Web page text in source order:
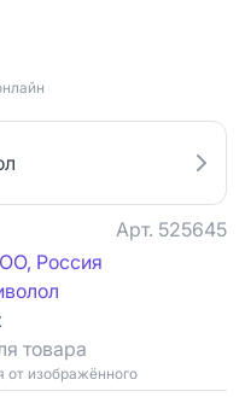
Арт. 525645
Россия
товара
от изображённого